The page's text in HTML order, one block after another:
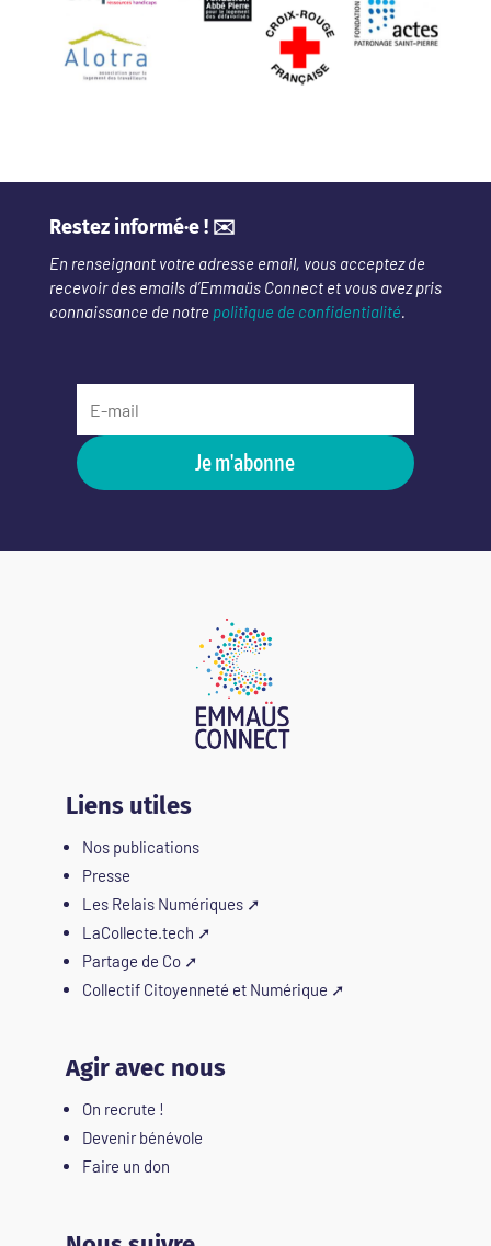
Restez informé·e ! ✉️
En renseignant votre adresse email, vous acceptez de
recevoir des emails d’Emmaüs Connect et vous avez pris
connaissance de notre politique de confidentialité.
Je m'abonne
Liens utiles
Nos publications
Presse
Les Relais Numériques➚
LaCollecte.tech ➚
Partage de Co➚
Collectif Citoyenneté et Numérique ➚
Agir avec nous
On recrute !
Devenir bénévole
Faire un don